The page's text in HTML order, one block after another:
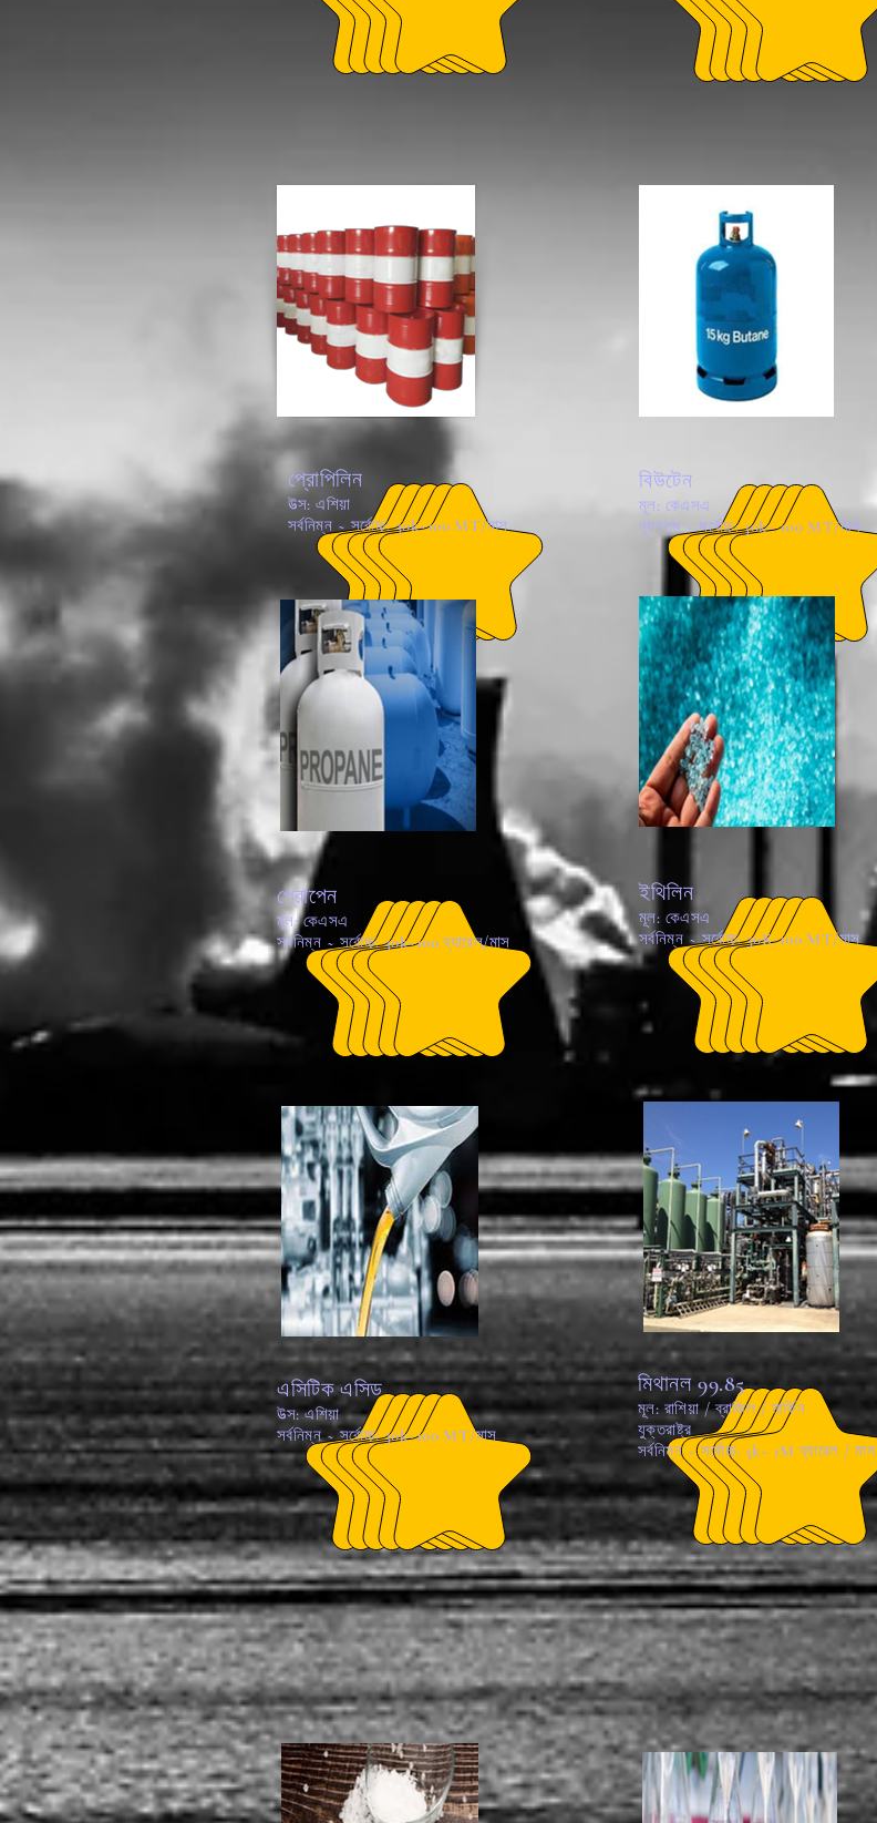
প্রোপিলিন
উত্স: এশিয়া
সর্বনিম্ন ~ সর্বোচ্চ: 30k~100 MT/মাস
বিউটেন
মূল: কেএসএ
ন্যূনতম ~ সর্বোচ্চ: 30k~ 100 MT/মাস
প্রোপেন
মূল: কেএসএ
সর্বনিম্ন ~ সর্বোচ্চ: 30k~100 ব্যারেল/মাস
ইথিলিন
মূল: কেএসএ
সর্বনিম্ন ~ সর্বোচ্চ: 30K-100 MT/মাস
এসিটিক এসিড
উত্স: এশিয়া
সর্বনিম্ন ~ সর্বোচ্চ: 30k~100 MT/মাস
মিথানল 99.85
মূল: রাশিয়া / ব্রাজিল / মার্কিন
যুক্তরাষ্ট্র
সর্বনিম্ন ~ সর্বোচ্চ: 5k~ 1M ব্যারেল / মাস